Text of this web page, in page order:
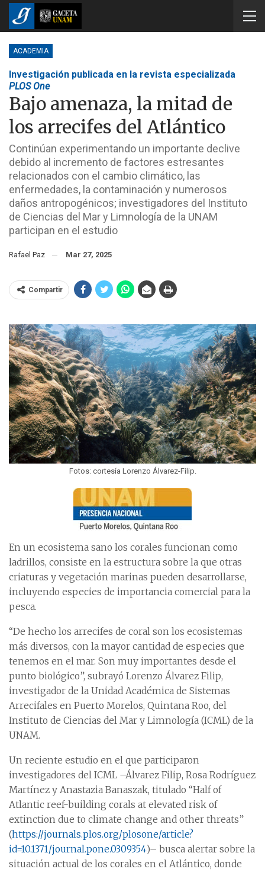
ACADEMIA
Investigación publicada en la revista especializada
PLOS One
Bajo amenaza, la mitad de
los arrecifes del Atlántico
Continúan experimentando un importante declive
debido al incremento de factores estresantes
relacionados con el cambio climático, las
enfermedades, la contaminación y numerosos
daños antropogénicos; investigadores del Instituto
de Ciencias del Mar y Limnología de la UNAM
participan en el estudio
Rafael Paz Mar 27, 2025
Compartir
Fotos: cortesía Lorenzo Álvarez-Filip.
En un ecosistema sano los corales funcionan como
ladrillos, consiste en la estructura sobre la que otras
criaturas y vegetación marinas pueden desarrollarse,
incluyendo especies de importancia comercial para la
pesca.
“De hecho los arrecifes de coral son los ecosistemas
más diversos, con la mayor cantidad de especies que
tenemos en el mar. Son muy importantes desde el
punto biológico”, subrayó Lorenzo Álvarez Filip,
investigador de la Unidad Académica de Sistemas
Arrecifales en Puerto Morelos, Quintana Roo, del
Instituto de Ciencias del Mar y Limnología (ICML) de la
UNAM.
Un reciente estudio en el que participaron
investigadores del ICML –Álvarez Filip, Rosa Rodríguez
Martínez y Anastazia Banaszak, titulado “Half of
Atlantic reef-building corals at elevated risk of
extinction due to climate change and other threats”
(https://journals.plos.org/plosone/article?
id=10.1371/journal.pone.0309354)– busca alertar sobre la
situación actual de los corales en el Atlántico, donde